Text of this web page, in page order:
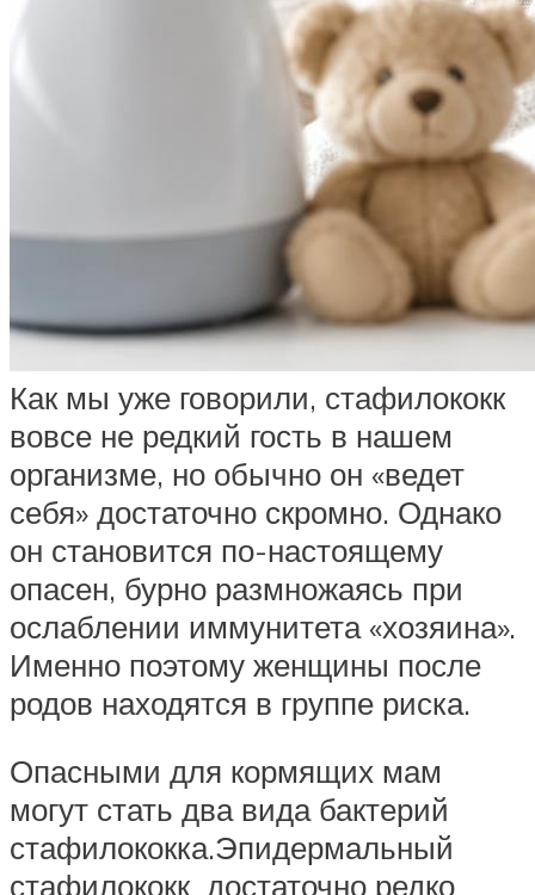
Как мы уже говорили, стафилококк
вовсе не редкий гость в нашем
организме, но обычно он «ведет
себя» достаточно скромно. Однако
он становится по-настоящему
опасен, бурно размножаясь при
ослаблении иммунитета «хозяина».
Именно поэтому женщины после
родов находятся в группе риска.
Опасными для кормящих мам
могут стать два вида бактерий
стафилококка.Эпидермальный
стафилококк достаточно редко